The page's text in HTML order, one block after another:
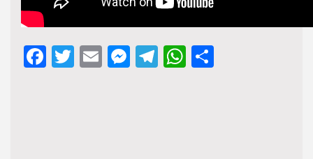
Facebook
Twitter
EmailMessenger
Telegram
WhatsApp